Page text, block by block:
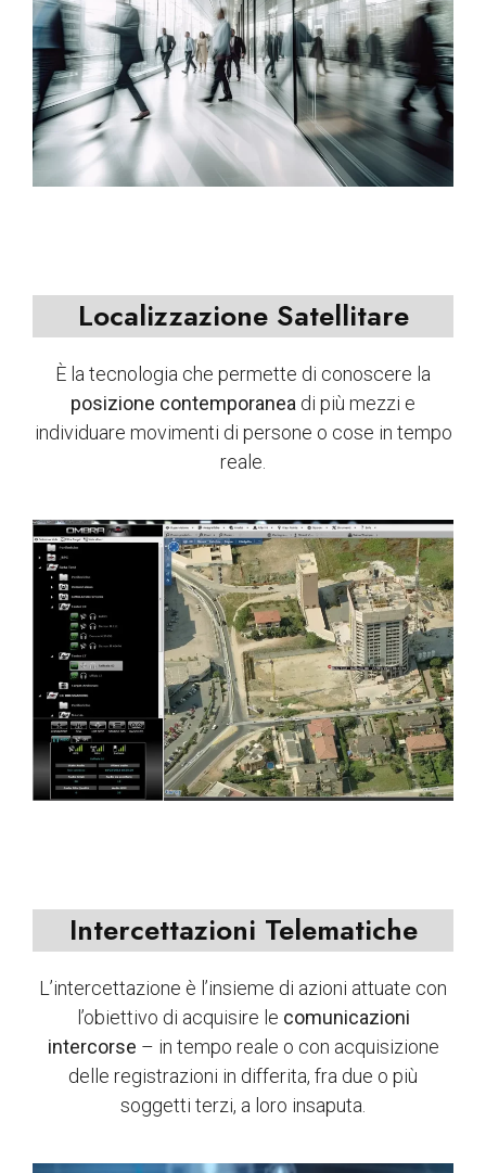
Localizzazione Satellitare
È la tecnologia che permette di conoscere la
posizione contemporanea di più mezzi e
individuare movimenti di persone o cose in tempo
reale.
Intercettazioni Telematiche
L’intercettazione è l’insieme di azioni attuate con
l’obiettivo di acquisire le comunicazioni
intercorse – in tempo reale o con acquisizione
delle registrazioni in differita, fra due o più
soggetti terzi, a loro insaputa.